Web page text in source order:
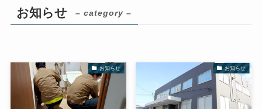
お知らせ – category –
お知らせ お知らせ